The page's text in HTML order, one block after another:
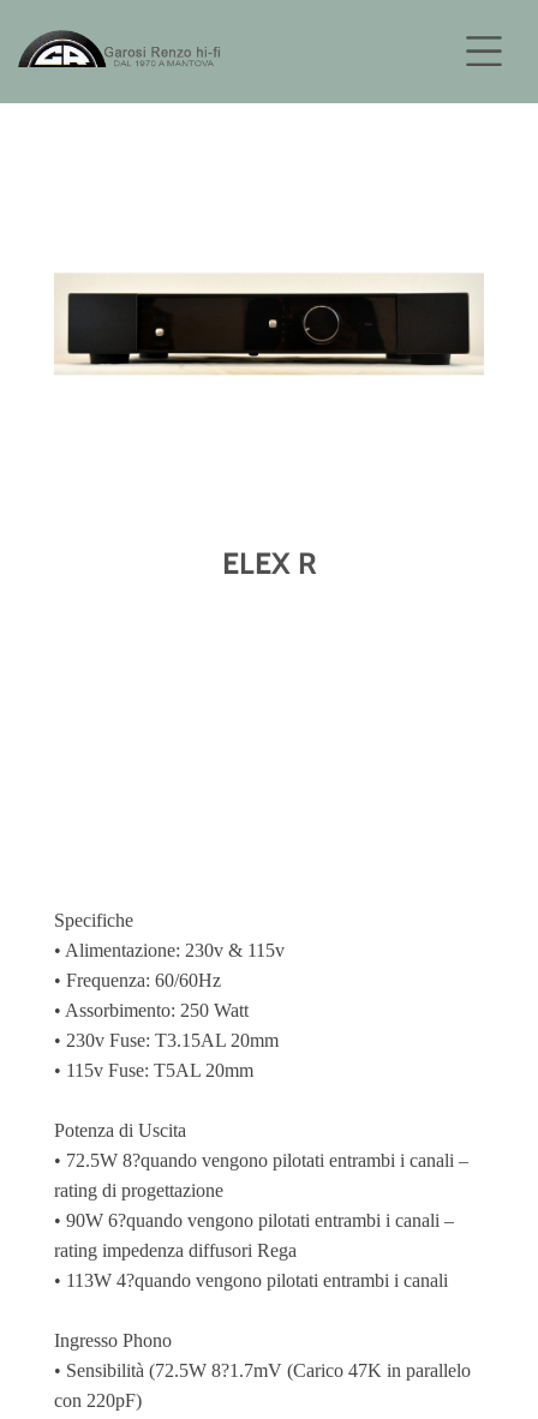
ELEX R
Specifiche
• Alimentazione: 230v & 115v
• Frequenza: 60/60Hz
• Assorbimento: 250 Watt
• 230v Fuse: T3.15AL 20mm
• 115v Fuse: T5AL 20mm
Potenza di Uscita
• 72.5W 8?quando vengono pilotati entrambi i canali –
rating di progettazione
• 90W 6?quando vengono pilotati entrambi i canali –
rating impedenza diffusori Rega
• 113W 4?quando vengono pilotati entrambi i canali
Ingresso Phono
• Sensibilità (72.5W 8?1.7mV (Carico 47K in parallelo
con 220pF)